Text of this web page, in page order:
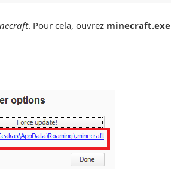
. Pour cela, ouvrez minecraft.exe